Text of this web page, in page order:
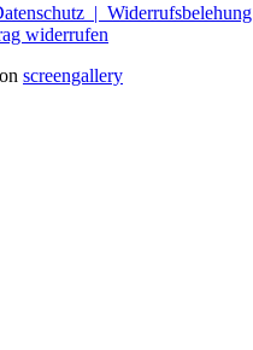
| Widerrufsbelehung
widerrufen
screengallery